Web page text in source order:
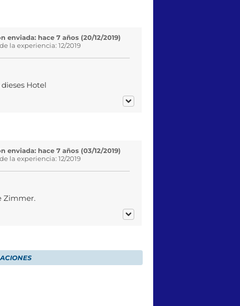
enviada: hace 7 años (20/12/2019)
la experiencia: 12/2019
Hotel
enviada: hace 7 años (03/12/2019)
la experiencia: 12/2019
Zimmer.